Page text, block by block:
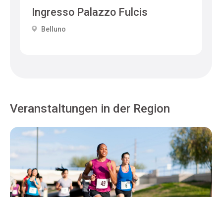
Ingresso Palazzo Fulcis
Belluno
Veranstaltungen in der Region